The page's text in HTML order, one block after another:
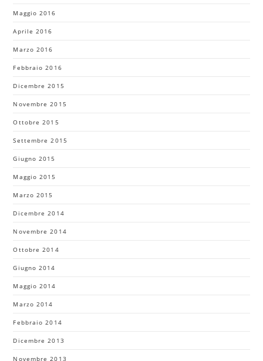
Maggio 2016
Aprile 2016
Marzo 2016
Febbraio 2016
Dicembre 2015
Novembre 2015
Ottobre 2015
Settembre 2015
Giugno 2015
Maggio 2015
Marzo 2015
Dicembre 2014
Novembre 2014
Ottobre 2014
Giugno 2014
Maggio 2014
Marzo 2014
Febbraio 2014
Dicembre 2013
Novembre 2013